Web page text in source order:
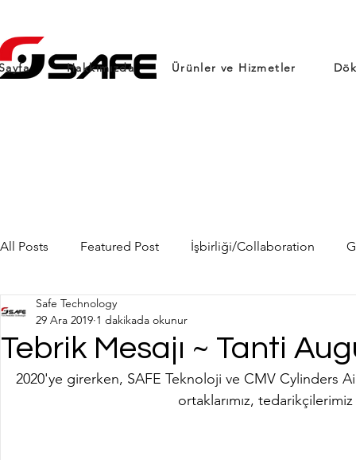
Hakkımızda Ürünler ve Hizmetler
All Posts Featured Post İşbirliği/Collaboration
Tebrik Mesajı ~ Tanti
Safe Technology
29 Ara 2019 1 dakikada okunur
2020'ye girerken, SAFE Teknoloji ve CMV Cylinders
ortaklarımız,